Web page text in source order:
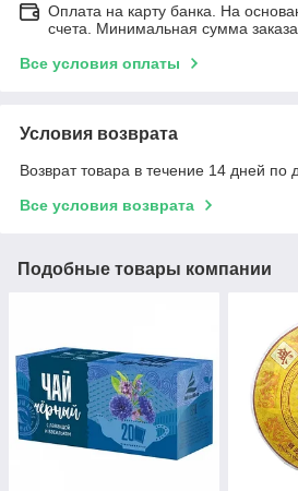
Оплата на карту банка. На
счета. Минимальная сумма заказа
Все условия оплаты
Условия возврата
Возврат товара в течение 14 дней по
Все условия возврата
Подобные товары компании